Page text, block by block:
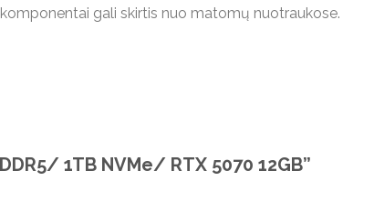
gali skirtis nuo matomų nuotraukose.
1TB NVMe/ RTX 5070 12GB”